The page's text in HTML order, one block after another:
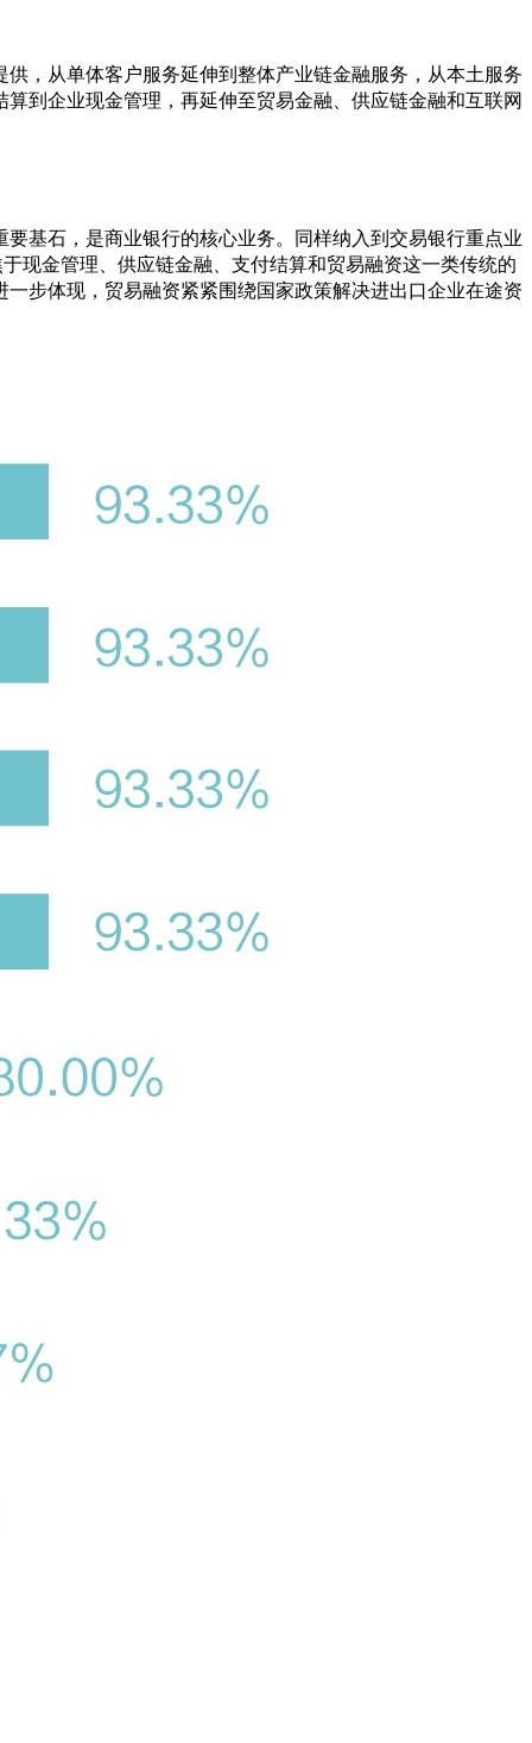
，从单体客户服务延伸到整体产业链金融服务，从本土服务
到企业现金管理，再延伸至贸易金融、供应链金融和互联网
基石，是商业银行的核心业务。同样纳入到交易银行重点业
现金管理、供应链金融、支付结算和贸易融资这一类传统的
步体现，贸易融资紧紧围绕国家政策解决进出口企业在途资